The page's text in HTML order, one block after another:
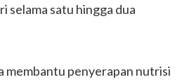
selama satu hingga dua
membantu penyerapan nutrisi